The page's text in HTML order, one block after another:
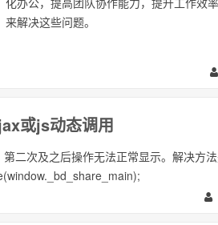
来解决这些问题。
或js动态调用
二次及之后操作无法正常显示。解决方